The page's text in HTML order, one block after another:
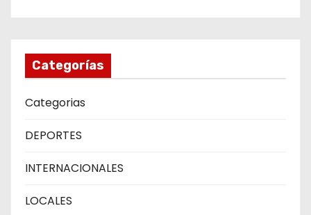
Categorías
Categorias
DEPORTES
INTERNACIONALES
LOCALES